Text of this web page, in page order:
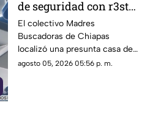
de seguridad con r3st0s
humanos en Chiapa de
Corzo
El colectivo Madres
Buscadoras de Chiapas
localizó una presunta casa de
seguridad en Nicolás Bravo,
agosto 05, 2026 05:56 p. m.